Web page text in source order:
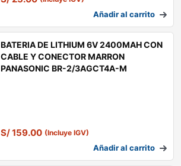
Añadir al carrito
BATERIA DE LITHIUM 6V 2400MAH CON
CABLE Y CONECTOR MARRON
PANASONIC BR-2/3AGCT4A-M
S/159.00 (Incluye IGV)
Añadir al carrito